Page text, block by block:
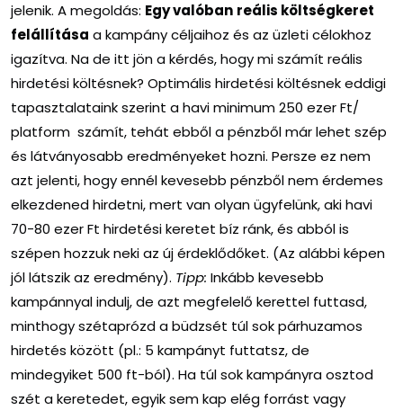
jelenik. A megoldás: Egy valóban reális költségkeret
felállítása a kampány céljaihoz és az üzleti célokhoz
igazítva. Na de itt jön a kérdés, hogy mi számít reális
hirdetési költésnek? Optimális hirdetési költésnek eddigi
tapasztalataink szerint a havi minimum 250 ezer Ft/
platform számít, tehát ebből a pénzből már lehet szép
és látványosabb eredményeket hozni. Persze ez nem
azt jelenti, hogy ennél kevesebb pénzből nem érdemes
elkezdened hirdetni, mert van olyan ügyfelünk, aki havi
70-80 ezer Ft hirdetési keretet bíz ránk, és abból is
szépen hozzuk neki az új érdeklődőket. (Az alábbi képen
jól látszik az eredmény). Tipp: Inkább kevesebb
kampánnyal indulj, de azt megfelelő kerettel futtasd,
minthogy szétaprózd a büdzsét túl sok párhuzamos
hirdetés között (pl.: 5 kampányt futtatsz, de
mindegyiket 500 ft-ból). Ha túl sok kampányra osztod
szét a keretedet, egyik sem kap elég forrást vagy